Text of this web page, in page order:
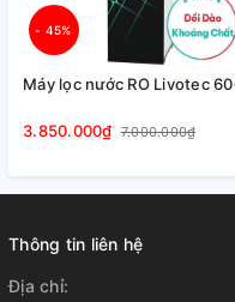
- 45%
Máy lọc nước RO Livotec
3.850.000₫ 7.000.000₫
Thông tin liên hệ
Địa chỉ: